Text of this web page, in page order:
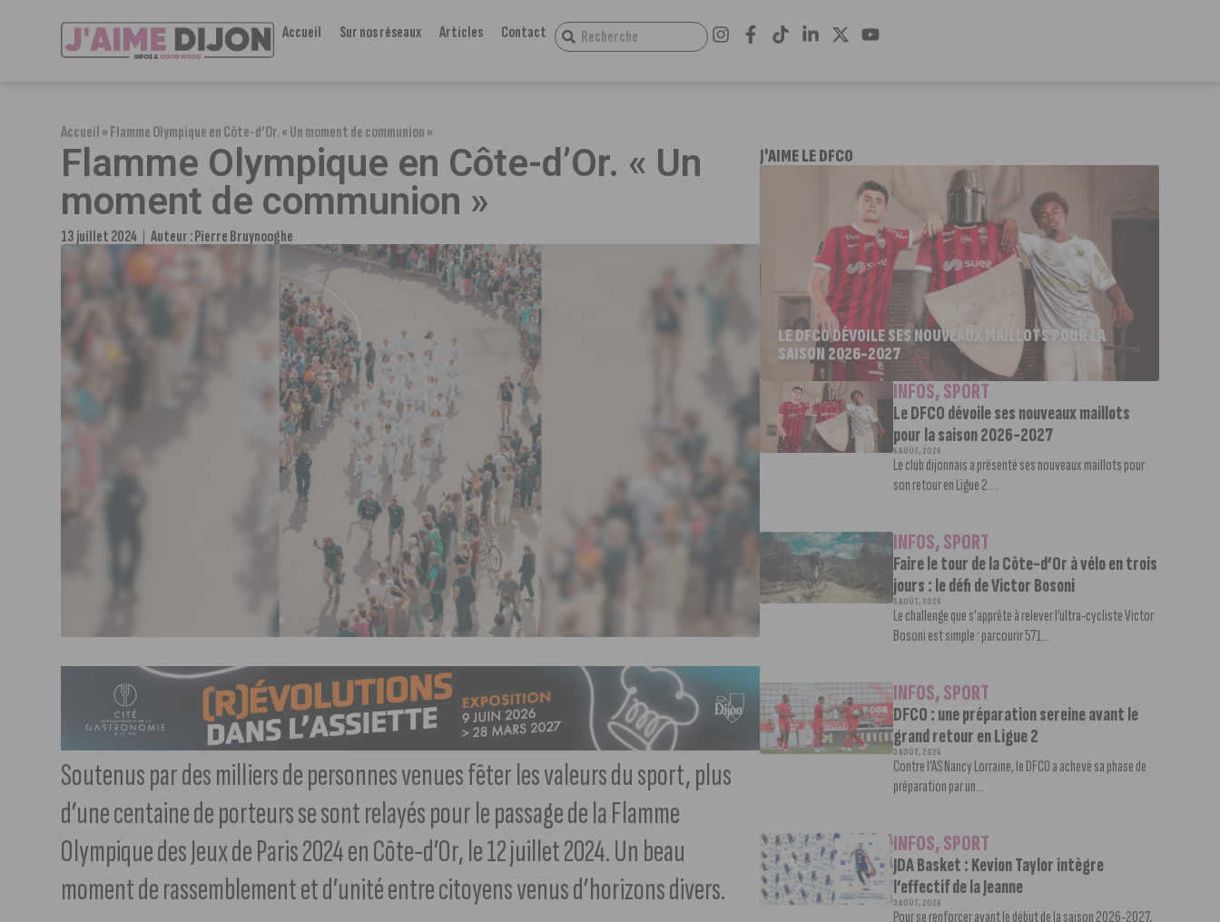
Accueil Sur nos réseaux Articles Contact
Accueil»Flamme Olympique en Côte-d’Or. « Un moment de communion »
Flamme Olympique en Côte-d’Or. « Un
moment de communion »
13 juillet 2024 Auteur :Pierre Bruynooghe
Soutenus par des milliers de personnes venues fêter les valeurs du sport, plus
d’une centaine de porteurs se sont relayés pour le passage de la Flamme
Olympique des Jeux de Paris 2024 en Côte-d’Or, le 12 juillet 2024. Un beau
moment de rassemblement et d’unité entre citoyens venus d’horizons divers.
J'AIME LE DFCO
LE DFCO DÉVOILE SES NOUVEAUX MAILLOTS POUR LA
SAISON 2026-2027
INFOS,SPORT
Le DFCO dévoile ses nouveaux maillots
pour la saison 2026-2027
6 AOÛT, 2026
Le club dijonnais a présenté ses nouveaux maillots pour
son retour en Ligue 2....
INFOS,SPORT
Faire le tour de la Côte-d’Or à vélo en trois
jours : le défi de Victor Bosoni
5 AOÛT, 2026
Le challenge que s’apprête à relever l’ultra-cycliste Victor
Bosoni est simple : parcourir 571...
INFOS,SPORT
DFCO : une préparation sereine avant le
grand retour en Ligue 2
3 AOÛT, 2026
Contre l’AS Nancy Lorraine, le DFCO a achevé sa phase de
préparation par un...
INFOS,SPORT
JDA Basket : Kevion Taylor intègre
l’effectif de la Jeanne
3 AOÛT, 2026
Pour se renforcer avant le début de la saison 2026-2027,